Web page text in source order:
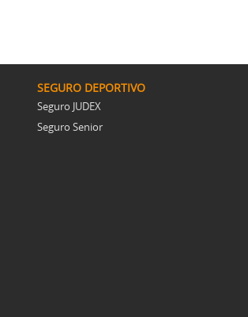
SEGURO DEPORTIVO
Seguro JUDEX
Seguro Senior